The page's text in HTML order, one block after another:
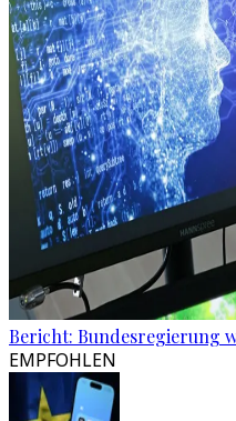
Bericht: Bundesregierung
EMPFOHLEN